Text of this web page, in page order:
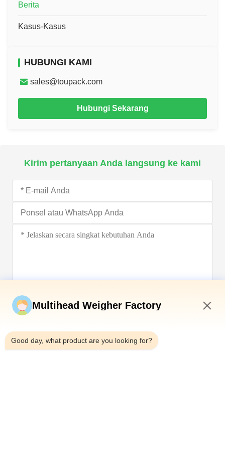
Berita
Kasus-Kasus
HUBUNGI KAMI
sales@toupack.com
Hubungi Sekarang
Kirim pertanyaan Anda langsung ke kami
Multihead Weigher Factory
Good day, what product are you looking for?